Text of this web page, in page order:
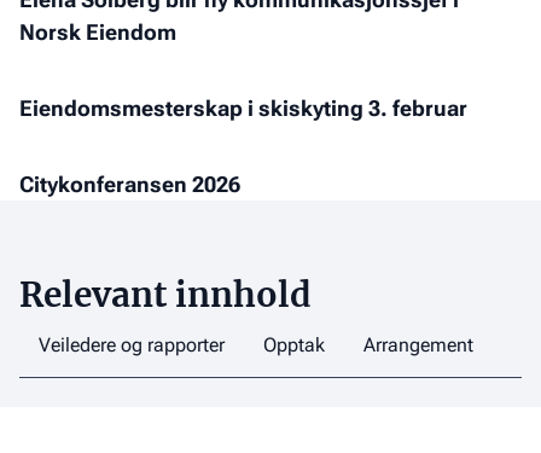
min
vakt
byggregelverk
det
Norsk Eiendom
Solberg
kommunikasjonssjef
Norsk
Eiendom
Eiendomsmesterskap i skiskyting 3. februar
Eiendomsmesterskap
3.
Citykonferansen 2026
Citykonferansen
Relevant innhold
Veiledere og rapporter Opptak Arrangement